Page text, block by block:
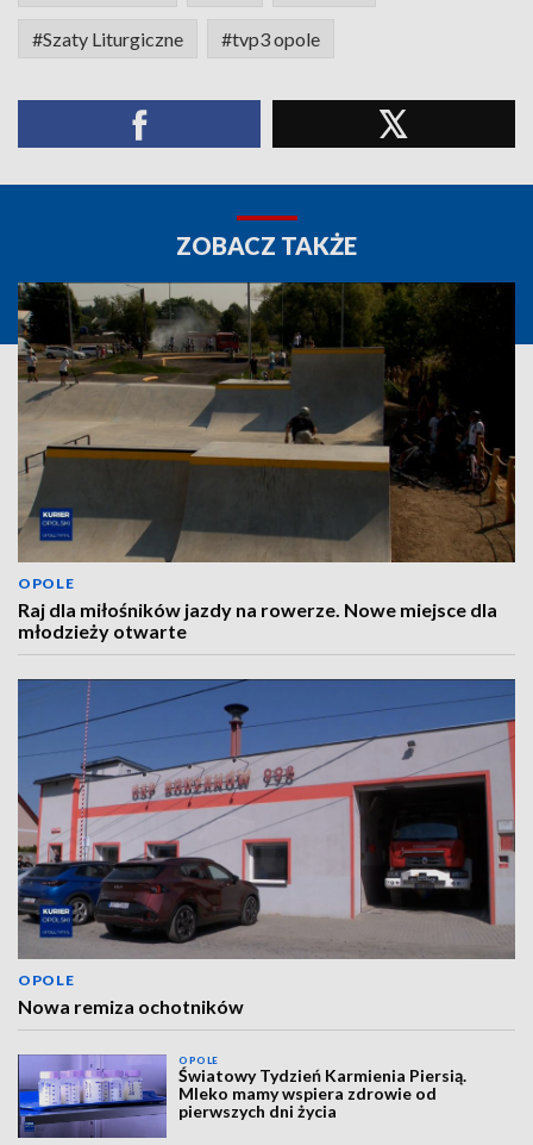
#Szaty Liturgiczne #tvp3 opole
ZOBACZ TAKŻE
OPOLE
Raj dla miłośników jazdy na rowerze. Nowe miejsce dla
młodzieży otwarte
OPOLE
Nowa remiza ochotników
OPOLE
Światowy Tydzień Karmienia Piersią.
Mleko mamy wspiera zdrowie od
pierwszych dni życia